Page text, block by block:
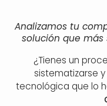
Analizamos tu
solución que más
¿Tienes un
sistematizarse
tecnológica que lo